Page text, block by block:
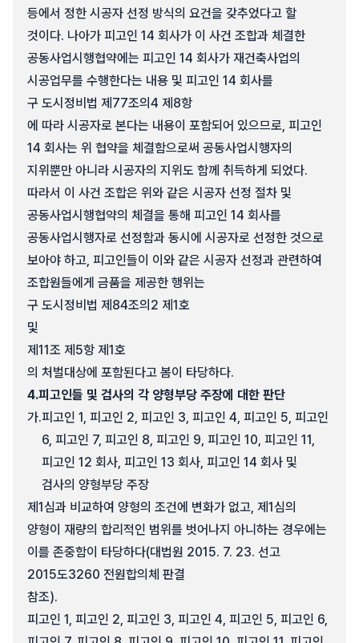
등에서 정한 시공자 선정 방식의 요건을 갖추었다고 할
것이다. 나아가 피고인 14 회사가 이 사건 조합과 체결한
공동사업시행협약에는 피고인 14 회사가 재건축사업의
시공업무를 수행한다는 내용 및 피고인 14 회사를
구 도시정비법 제77조의4 제8항
에 따라 시공자로 본다는 내용이 포함되어 있으므로, 피고인
14 회사는 위 협약을 체결함으로써 공동사업시행자의
지위뿐만 아니라 시공자의 지위도 함께 취득하게 되었다.
따라서 이 사건 조합은 위와 같은 시공자 선정 절차 및
공동사업시행협약의 체결을 통해 피고인 14 회사를
공동사업시행자로 선정함과 동시에 시공자로 선정한 것으로
보아야 하고, 피고인들이 이와 같은 시공자 선정과 관련하여
조합원들에게 금품을 제공한 행위는
구 도시정비법 제84조의2 제1호
및
제11조 제5항 제1호
의 처벌대상에 포함된다고 봄이 타당하다.
4.피고인들 및 검사의 각 양형부당 주장에 대한 판단
가.피고인 1, 피고인 2, 피고인 3, 피고인 4, 피고인 5, 피고인
6, 피고인 7, 피고인 8, 피고인 9, 피고인 10, 피고인 11,
피고인 12 회사, 피고인 13 회사, 피고인 14 회사 및
검사의 양형부당 주장
제1심과 비교하여 양형의 조건에 변화가 없고, 제1심의
양형이 재량의 합리적인 범위를 벗어나지 아니하는 경우에는
이를 존중함이 타당하다(대법원 2015. 7. 23. 선고
2015도3260 전원합의체 판결
참조).
피고인 1, 피고인 2, 피고인 3, 피고인 4, 피고인 5, 피고인 6,